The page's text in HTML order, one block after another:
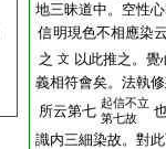
地三昧道中。空性
信明現色不相應染
之 文 以此推之。
義相符會矣。法執
所云第七 起信不立
第七故
識内三細染故。對